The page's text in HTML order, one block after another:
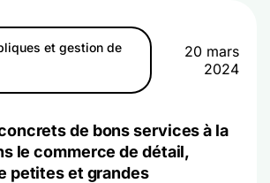
et gestion de
20 mars
2024
de bons services à la
le commerce de détail,
petites et grandes